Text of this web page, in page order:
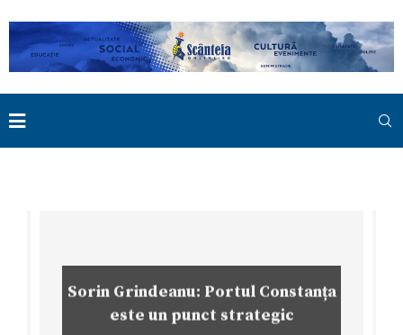
Sorin Grindeanu: Portul Constanța
este un punct strategic